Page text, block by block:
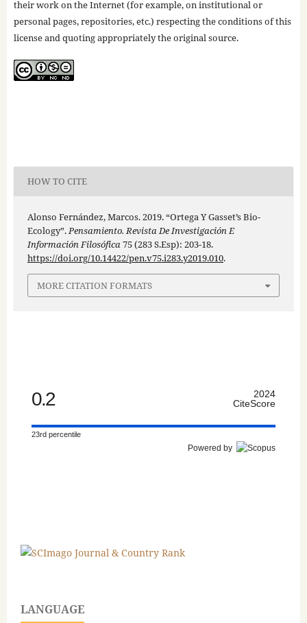
their work on the Internet (for example, on institutional or
personal pages, repositories, etc.) respecting the conditions of this
license and quoting appropriately the original source.
HOW TO CITE
Alonso Fernández, Marcos. 2019. “Ortega Y Gasset’s Bio-
Ecology”. Pensamiento. Revista De Investigación E
Información Filosófica 75 (283 S.Esp): 203-18.
https://doi.org/10.14422/pen.v75.i283.y2019.010.
MORE CITATION FORMATS
0.2
2024
CiteScore
23rd percentile
Powered by
LANGUAGE